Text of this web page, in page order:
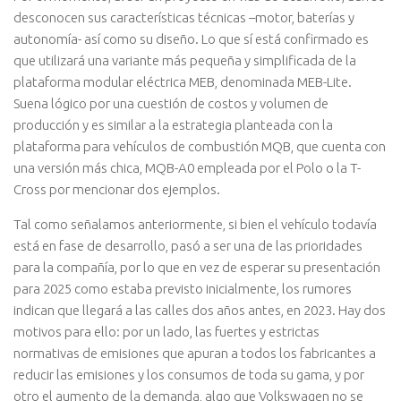
desconocen sus características técnicas –motor, baterías y
autonomía- así como su diseño. Lo que sí está confirmado es
que utilizará una variante más pequeña y simplificada de la
plataforma modular eléctrica MEB, denominada MEB-Lite.
Suena lógico por una cuestión de costos y volumen de
producción y es similar a la estrategia planteada con la
plataforma para vehículos de combustión MQB, que cuenta con
una versión más chica, MQB-A0 empleada por el Polo o la T-
Cross por mencionar dos ejemplos.
Tal como señalamos anteriormente, si bien el vehículo todavía
está en fase de desarrollo, pasó a ser una de las prioridades
para la compañía, por lo que en vez de esperar su presentación
para 2025 como estaba previsto inicialmente, los rumores
indican que llegará a las calles dos años antes, en 2023. Hay dos
motivos para ello: por un lado, las fuertes y estrictas
normativas de emisiones que apuran a todos los fabricantes a
reducir las emisiones y los consumos de toda su gama, y por
otro el aumento de la demanda, algo que Volkswagen no se